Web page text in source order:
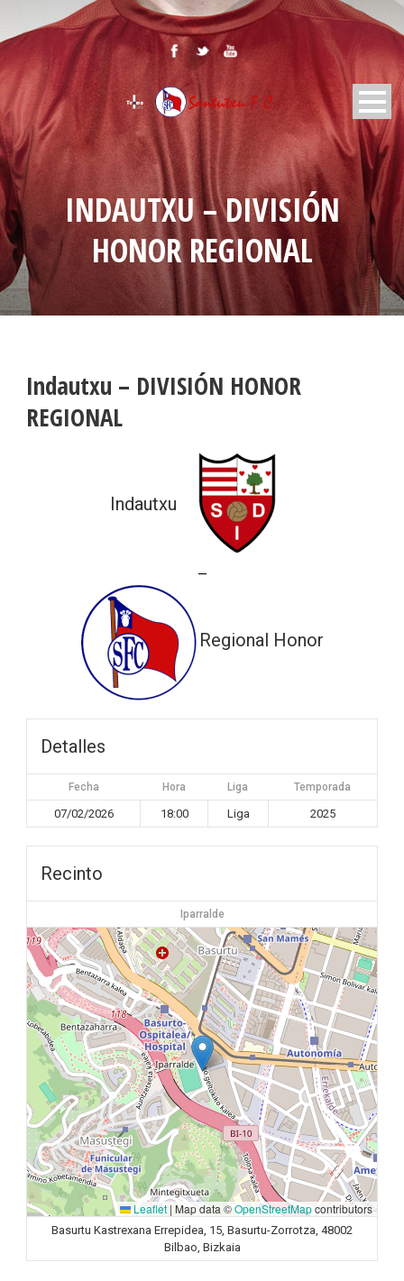
INDAUTXU – DIVISIÓN
HONOR REGIONAL
Indautxu – DIVISIÓN HONOR
REGIONAL
Indautxu
—
Regional Honor
Detalles
Fecha Hora Liga Temporada
07/02/2026 18:00 Liga 2025
Recinto
Iparralde
Leaflet | Map data ©OpenStreetMapcontributors
Basurtu Kastrexana Errepidea, 15, Basurtu-Zorrotza, 48002
Bilbao, Bizkaia